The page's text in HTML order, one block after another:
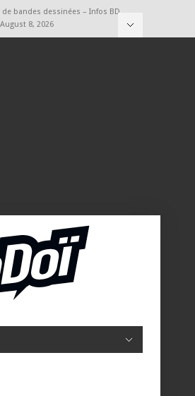
bandes dessinées – Infos BD,
8, 2026